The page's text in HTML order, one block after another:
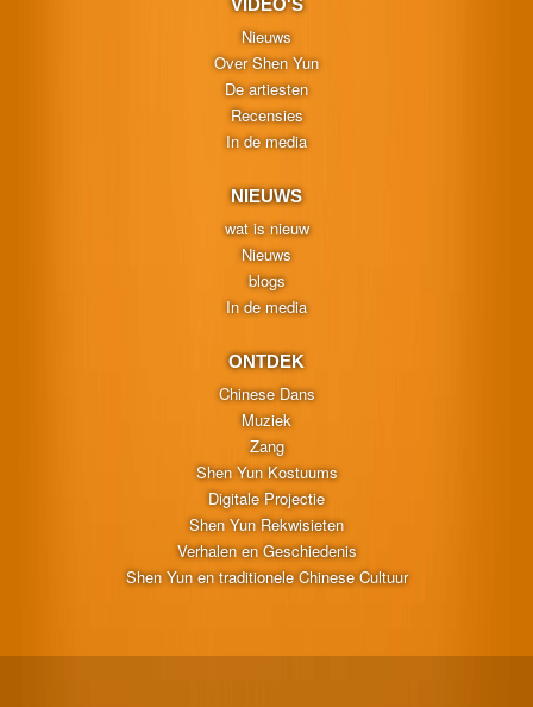
VIDEO'S
Nieuws
Over Shen Yun
De artiesten
Recensies
In de media
NIEUWS
wat is nieuw
Nieuws
blogs
In de media
ONTDEK
Chinese Dans
Muziek
Zang
Shen Yun Kostuums
Digitale Projectie
Shen Yun Rekwisieten
Verhalen en Geschiedenis
Shen Yun en traditionele Chinese Cultuur